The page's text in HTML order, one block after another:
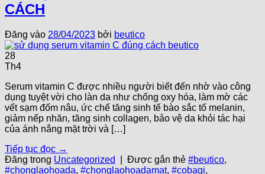
CÁCH
Đăng vào 28/04/2023 bởi beutico
28
Th4
Serum vitamin C được nhiều người biết đến nhờ vào công
dụng tuyệt vời cho làn da như chống oxy hóa, làm mờ các
vết sạm đốm nâu, ức chế tăng sinh tế bào sắc tố melanin,
giảm nếp nhăn, tăng sinh collagen, bảo vệ da khỏi tác hại
của ánh nắng mặt trời và […]
Tiếp tục đọc →
Đăng trong Uncategorized Được gắn thẻ #beutico,
#chonglaohoada, #chonglaohoadamat, #cobagi,